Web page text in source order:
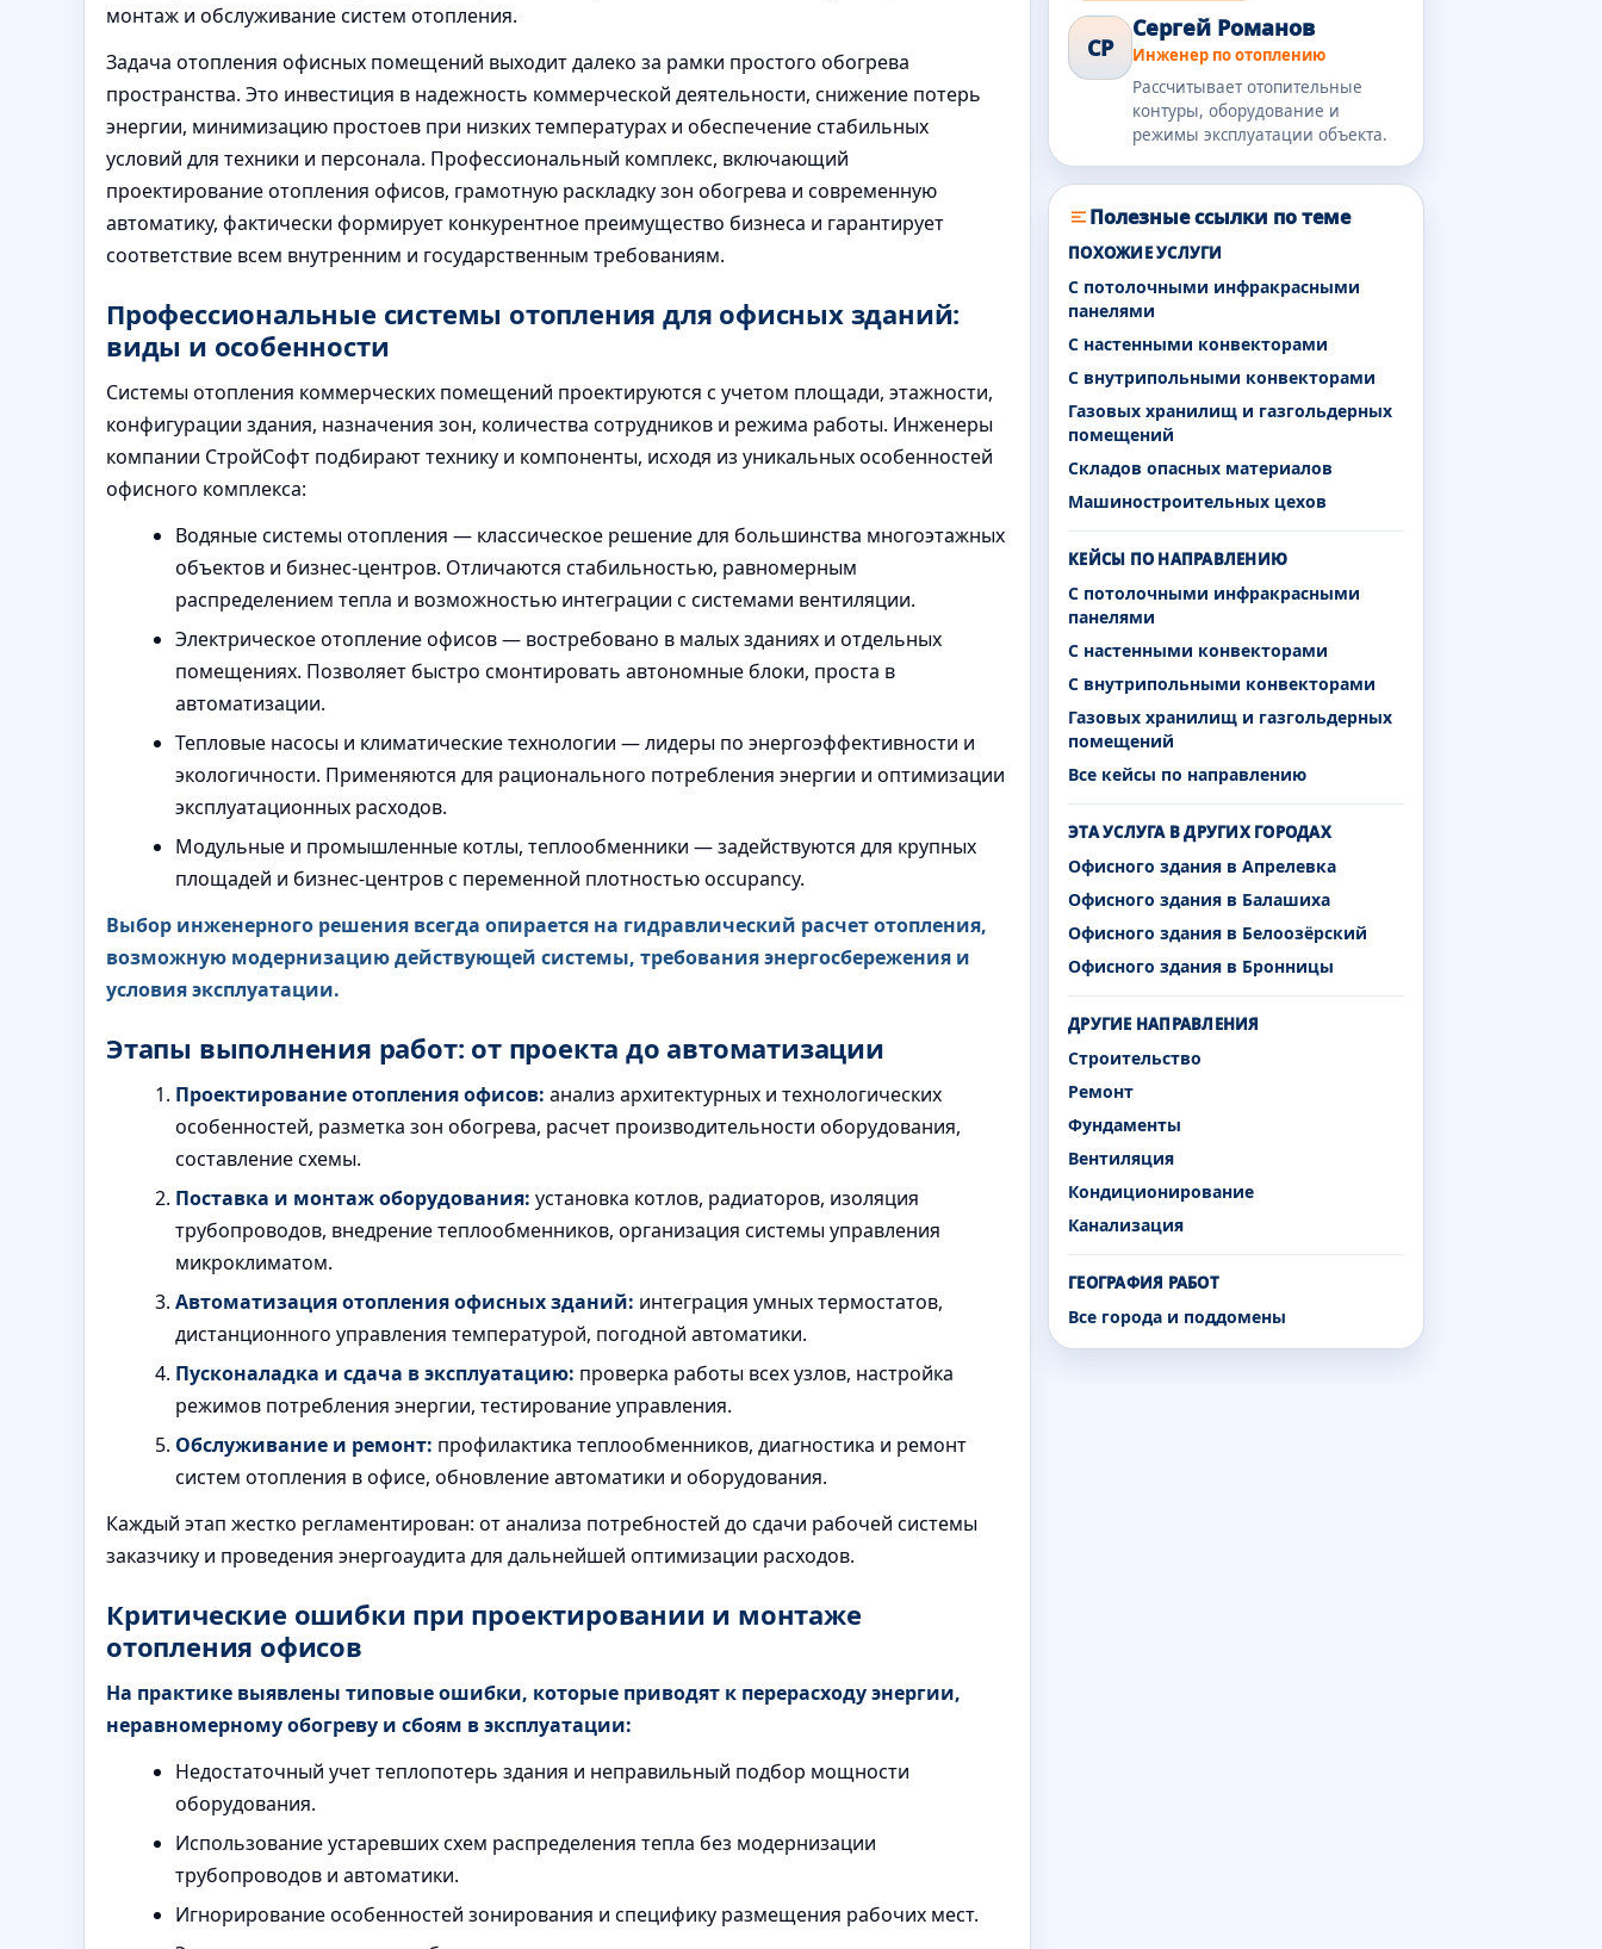
монтаж и обслуживание систем отопления.
Задача отопления офисных помещений выходит далеко за рамки простого обогрева
пространства. Это инвестиция в надежность коммерческой деятельности, снижение потерь
энергии, минимизацию простоев при низких температурах и обеспечение стабильных
условий для техники и персонала. Профессиональный комплекс, включающий
проектирование отопления офисов, грамотную раскладку зон обогрева и современную
автоматику, фактически формирует конкурентное преимущество бизнеса и гарантирует
соответствие всем внутренним и государственным требованиям.
Профессиональные системы отопления для офисных зданий:
виды и особенности
Системы отопления коммерческих помещений проектируются с учетом площади, этажности,
конфигурации здания, назначения зон, количества сотрудников и режима работы. Инженеры
компании СтройСофт подбирают технику и компоненты, исходя из уникальных особенностей
офисного комплекса:
Водяные системы отопления — классическое решение для большинства многоэтажных
объектов и бизнес-центров. Отличаются стабильностью, равномерным
распределением тепла и возможностью интеграции с системами вентиляции.
Электрическое отопление офисов — востребовано в малых зданиях и отдельных
помещениях. Позволяет быстро смонтировать автономные блоки, проста в
автоматизации.
Тепловые насосы и климатические технологии — лидеры по энергоэффективности и
экологичности. Применяются для рационального потребления энергии и оптимизации
эксплуатационных расходов.
Модульные и промышленные котлы, теплообменники — задействуются для крупных
площадей и бизнес-центров с переменной плотностью occupancy.
Выбор инженерного решения всегда опирается на гидравлический расчет отопления,
возможную модернизацию действующей системы, требования энергосбережения и
условия эксплуатации.
Этапы выполнения работ: от проекта до автоматизации
Проектирование отопления офисов: анализ архитектурных и технологических
особенностей, разметка зон обогрева, расчет производительности оборудования,
составление схемы.
Поставка и монтаж оборудования: установка котлов, радиаторов, изоляция
трубопроводов, внедрение теплообменников, организация системы управления
микроклиматом.
Автоматизация отопления офисных зданий: интеграция умных термостатов,
дистанционного управления температурой, погодной автоматики.
Пусконаладка и сдача в эксплуатацию: проверка работы всех узлов, настройка
режимов потребления энергии, тестирование управления.
Обслуживание и ремонт: профилактика теплообменников, диагностика и ремонт
систем отопления в офисе, обновление автоматики и оборудования.
Каждый этап жестко регламентирован: от анализа потребностей до сдачи рабочей системы
заказчику и проведения энергоаудита для дальнейшей оптимизации расходов.
Критические ошибки при проектировании и монтаже
отопления офисов
На практике выявлены типовые ошибки, которые приводят к перерасходу энергии,
неравномерному обогреву и сбоям в эксплуатации:
Недостаточный учет теплопотерь здания и неправильный подбор мощности
оборудования.
Использование устаревших схем распределения тепла без модернизации
трубопроводов и автоматики.
Игнорирование особенностей зонирования и специфику размещения рабочих мест.
СР
Сергей Романов
Инженер по отоплению
Рассчитывает отопительные
контуры, оборудование и
режимы эксплуатации объекта.
Полезные ссылки по теме
ПОХОЖИЕ УСЛУГИ
С потолочными инфракрасными
панелями
С настенными конвекторами
С внутрипольными конвекторами
Газовых хранилищ и газгольдерных
помещений
Складов опасных материалов
Машиностроительных цехов
КЕЙСЫ ПО НАПРАВЛЕНИЮ
С потолочными инфракрасными
панелями
С настенными конвекторами
С внутрипольными конвекторами
Газовых хранилищ и газгольдерных
помещений
Все кейсы по направлению
ЭТА УСЛУГА В ДРУГИХ ГОРОДАХ
Офисного здания в Апрелевка
Офисного здания в Балашиха
Офисного здания в Белоозёрский
Офисного здания в Бронницы
ДРУГИЕ НАПРАВЛЕНИЯ
Строительство
Ремонт
Фундаменты
Вентиляция
Кондиционирование
Канализация
ГЕОГРАФИЯ РАБОТ
Все города и поддомены